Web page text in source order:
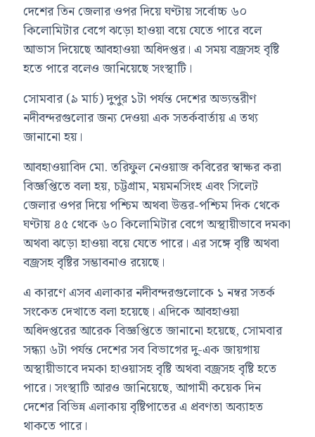
দেশের তিন জেলার ওপর দিয়ে ঘণ্টায় সর্বোচ্চ ৬০
কিলোমিটার বেগে ঝড়ো হাওয়া বয়ে যেতে পারে বলে
আভাস দিয়েছে আবহাওয়া অধিদপ্তর। এ সময় বজ্রসহ বৃষ্টি
হতে পারে বলেও জানিয়েছে সংস্থাটি।
সোমবার (৯ মার্চ) দুপুর ১টা পর্যন্ত দেশের অভ্যন্তরীণ
নদীবন্দরগুলোর জন্য দেওয়া এক সতর্কবার্তায় এ তথ্য
জানানো হয়।
আবহাওয়াবিদ মো. তরিফুল নেওয়াজ কবিরের স্বাক্ষর করা
বিজ্ঞপ্তিতে বলা হয়, চট্টগ্রাম, ময়মনসিংহ এবং সিলেট
জেলার ওপর দিয়ে পশ্চিম অথবা উত্তর-পশ্চিম দিক থেকে
ঘণ্টায় ৪৫ থেকে ৬০ কিলোমিটার বেগে অস্থায়ীভাবে দমকা
অথবা ঝড়ো হাওয়া বয়ে যেতে পারে। এর সঙ্গে বৃষ্টি অথবা
বজ্রসহ বৃষ্টির সম্ভাবনাও রয়েছে।
এ কারণে এসব এলাকার নদীবন্দরগুলোকে ১ নম্বর সতর্ক
সংকেত দেখাতে বলা হয়েছে। এদিকে আবহাওয়া
অধিদপ্তরের আরেক বিজ্ঞপ্তিতে জানানো হয়েছে, সোমবার
সন্ধ্যা ৬টা পর্যন্ত দেশের সব বিভাগের দু-এক জায়গায়
অস্থায়ীভাবে দমকা হাওয়াসহ বৃষ্টি অথবা বজ্রসহ বৃষ্টি হতে
পারে। সংস্থাটি আরও জানিয়েছে, আগামী কয়েক দিন
দেশের বিভিন্ন এলাকায় বৃষ্টিপাতের এ প্রবণতা অব্যাহত
থাকতে পারে।